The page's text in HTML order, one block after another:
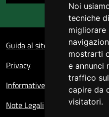
Noi
tecniche
migliorare
mostrarti
e annunci
traffico
capire da
visitatori.
Guida al sito
Privacy
Informative sul trattamento
Note Legali